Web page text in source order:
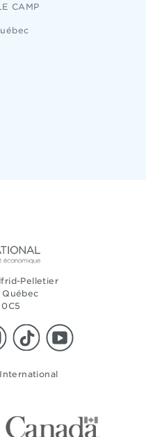
CAMP
Pelletier
0C5